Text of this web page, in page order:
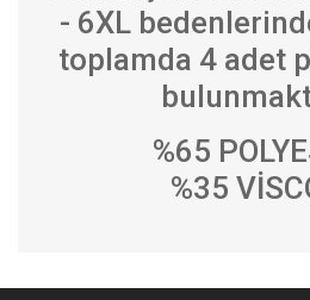
- 6XL
toplamda 4 adet
%65
%35
Bu ürünün fiyat bilgisi, resim, ürün